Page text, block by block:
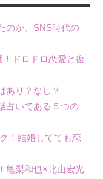
のか、SNS時代の
ドロドロ恋愛と復
あり？なし？
占いである５つの
！結婚してても恋
亀梨和也×北山宏光